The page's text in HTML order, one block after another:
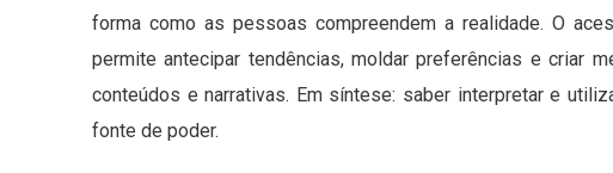
forma como as pessoas compreendem a realidade. O
permite antecipar tendências, moldar preferências e criar
conteúdos e narrativas. Em síntese: saber interpretar e
fonte de poder.